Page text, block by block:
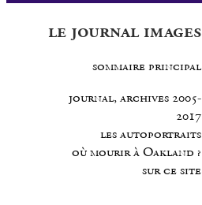
le journal images
sommaire principal
journal, archives 2005-
2017
les autoportraits
où mourir à Oakland ?
sur ce site